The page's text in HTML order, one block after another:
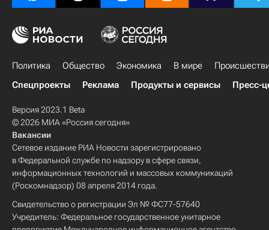
Политика Общество Экономика В мире
Спецпроекты
Реклама Продукты и сервисы Пресс-
Версия 2023.1 Beta
© 2026 МИА «Россия сегодня»
Вакансии
Сетевое издание РИА Новости зарегистрировано
в Федеральной службе по надзору в сфере связи,
информационных технологий и массовых коммуникаций
(Роскомнадзор) 08 апреля 2014 года.
Свидетельство о регистрации Эл № ФС77-57640
Учредитель: Федеральное государственное унитарное